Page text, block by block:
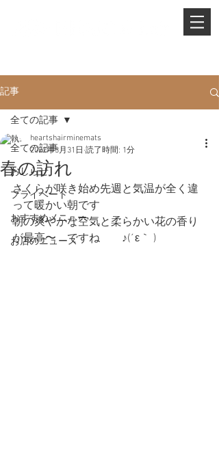
記事
全ての記事
おしらせ
プライベート
おすすめメニュー
お店のニュース
全ての記事
春の訪れ
heartshairminemats
2022年3月31日 読了時間: 1分
さくらが咲き始め先週と気温が全く違
って暖かい朝です
朝の爽やかな空気と柔らかい花の香り
が最高〜　ですね　　♪(´ε｀ )